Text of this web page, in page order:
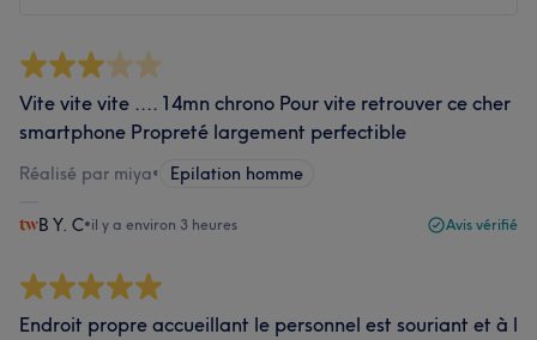
Vite vite vite .... 14mn chrono Pour vite retrouver ce cher
smartphone Propreté largement perfectible
Réalisé par miya• Epilation homme
B Y. C•il y a environ 3 heures Avis vérifié
Endroit propre accueillant le personnel est souriant et à l